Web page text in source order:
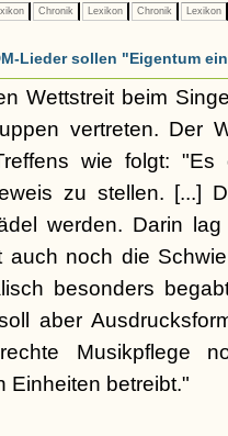
Chronik Lexikon Chronik Lexikon
Lieder sollen "Eigentum
Wettstreit beim
vertreten. Der
wie folgt: "Es
zu stellen. [...]
werden. Darin
auch noch die
besonders
aber
Musikpflege
Einheiten betreibt."